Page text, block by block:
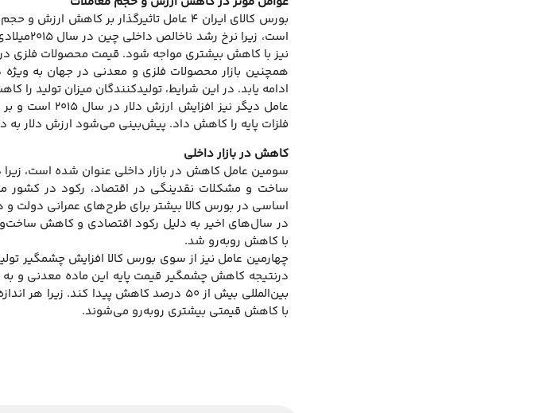
بورس کالای ایران ۴ عامل تاثیرگذار بر
نیز با کاهش بیشتری مواجه شود. قیمت محصولات فلزی
ادامه یابد. در این شرایط، تولیدکنندگان میزان تولید را
عامل دیگر
فلزات پایه را کاهش داد. پیش‌بینی می‌شود ارزش دلار به
کاهش در بازار داخلی
ساخت و مشکلات نقدینگی در اقتصاد، رکود در کشور
اساسی در بورس کالا بیشتر برای طرح‌های عمرانی دولت
در سال‌های اخیر به دلیل رکود اقتصادی و کاهش
با کاهش روبه‌رو شد.
چهارمین عامل نیز از سوی بورس کالا افزایش چشمگیر
درنتیجه کاهش چشمگیر قیمت پایه این ماده معدنی و
بین‌المللی بیش از ۵۰ درصد کاهش پیدا
با کاهش قیمتی بیشتری روبه‌رو می‌شوند.